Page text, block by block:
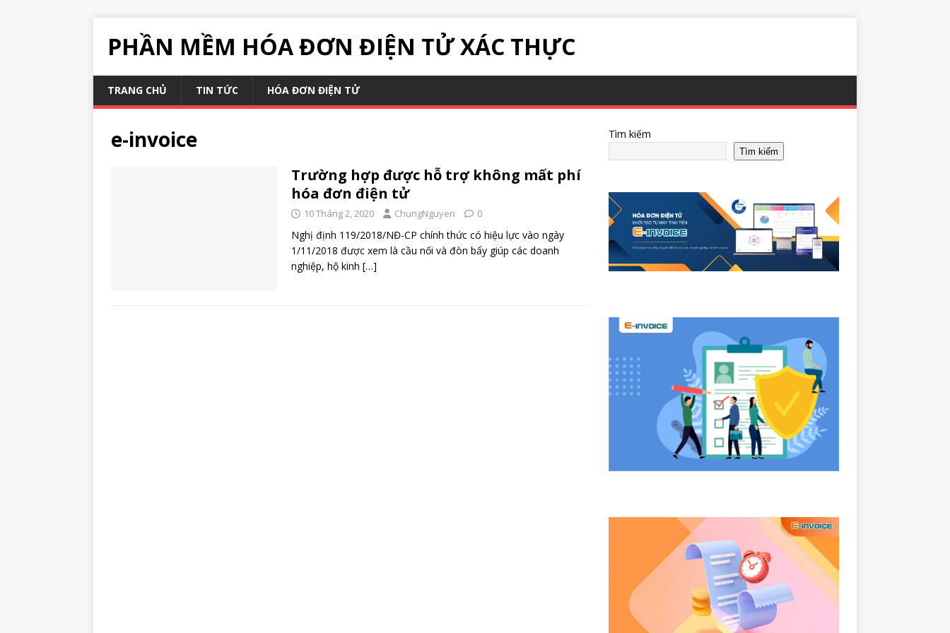
PHẦN MỀM HÓA ĐƠN ĐIỆN TỬ XÁC THỰC
TRANG CHỦ TIN TỨC HÓA ĐƠN ĐIỆN TỬ
e-invoice
Trường hợp được hỗ trợ không mất phí
hóa đơn điện tử
10 Tháng 2, 2020 ChungNguyen 0
Nghị định 119/2018/NĐ-CP chính thức có hiệu lực vào ngày
1/11/2018 được xem là cầu nối và đòn bẩy giúp các doanh
nghiệp, hộ kinh […]
Tìm kiếm
Tìm kiếm